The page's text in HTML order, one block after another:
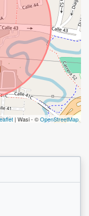
| Wasi - ©OpenStreetMap